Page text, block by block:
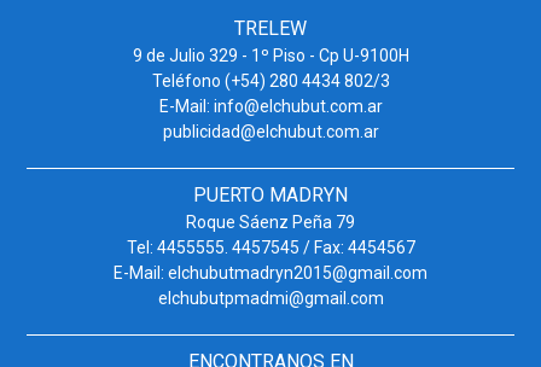
TRELEW
9 de Julio 329 - 1º Piso - Cp U-9100H
Teléfono (+54) 280 4434 802/3
E-Mail: info@elchubut.com.ar
publicidad@elchubut.com.ar
PUERTO MADRYN
Roque Sáenz Peña 79
Tel: 4455555. 4457545 / Fax: 4454567
E-Mail: elchubutmadryn2015@gmail.com
elchubutpmadmi@gmail.com
ENCONTRANOS EN